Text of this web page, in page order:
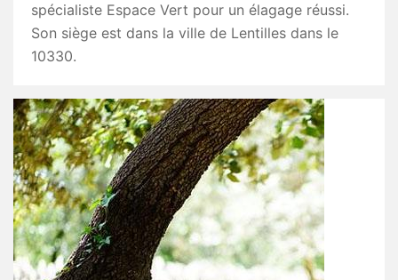
spécialiste Espace Vert pour un élagage réussi.
Son siège est dans la ville de Lentilles dans le
10330.